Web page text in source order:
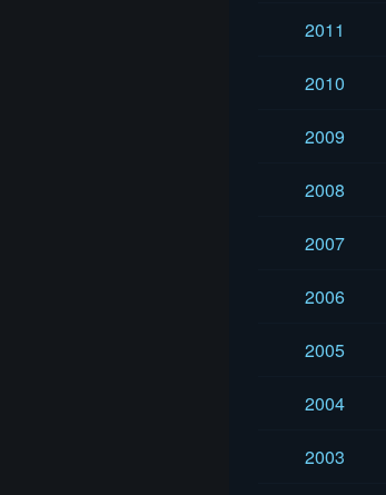
2011
2010
2009
2008
2007
2006
2005
2004
2003